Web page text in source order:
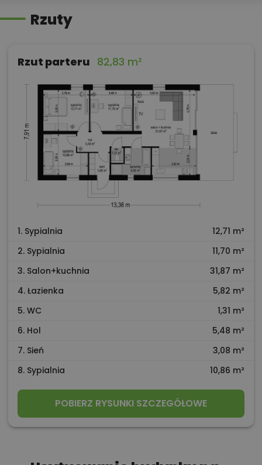
Rzuty
Rzut parteru 82,83 m²
1. Sypialnia
12,71 m²
2. Sypialnia
11,70 m²
3. Salon+kuchnia
31,87 m²
4. Łazienka
5,82 m²
5. WC
1,31 m²
6. Hol
5,48 m²
7. Sień
3,08 m²
8. Sypialnia
10,86 m²
POBIERZ RYSUNKI SZCZEGÓŁOWE